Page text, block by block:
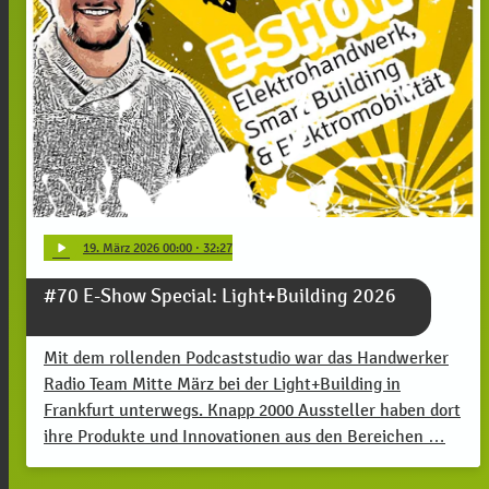
play_arrow 19. März 2026 00:00 · 32:27
#70 E-Show Special: Light+Building 2026
Mit dem rollenden Podcaststudio war das Handwerker
Radio Team Mitte März bei der Light+Building in
Frankfurt unterwegs. Knapp 2000 Aussteller haben dort
ihre Produkte und Innovationen aus den Bereichen …